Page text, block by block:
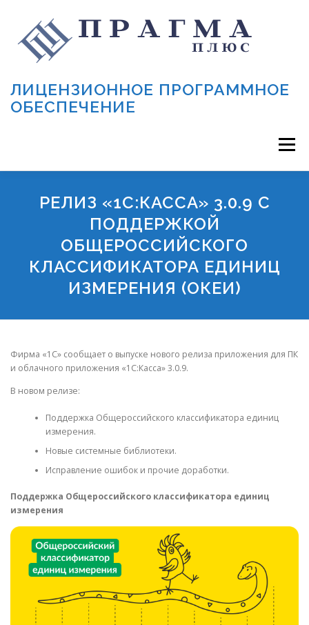
ЛИЦЕНЗИОННОЕ ПРОГРАММНОЕ
ОБЕСПЕЧЕНИЕ
Меню
АКЦИЯ! 1С ПОДДЕРЖКА 1С СЕРВИСЫ 1С
КАТАЛОГ ПО МАРКИРОВКА ОНЛАЙН-КАССЫ
РЕЛИЗ «1С:КАССА» 3.0.9 С
ПОДДЕРЖКОЙ
ОБЩЕРОССИЙСКОГО
КЛАССИФИКАТОРА ЕДИНИЦ
ИЗМЕРЕНИЯ (ОКЕИ)
Фирма «1С» сообщает о выпуске нового релиза приложения для ПК
и облачного приложения «1С:Касса» 3.0.9.
В новом релизе:
Поддержка Общероссийского классификатора единиц
измерения.
Новые системные библиотеки.
Исправление ошибок и прочие доработки.
Поддержка Общероссийского классификатора единиц
измерения